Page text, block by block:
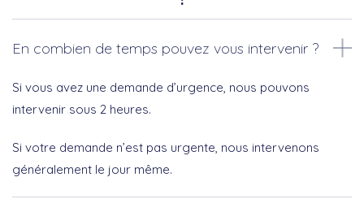
En combien de temps pouvez vous intervenir ?
Si vous avez une demande d’urgence, nous pouvons
intervenir sous 2 heures.
Si votre demande n’est pas urgente, nous intervenons
généralement le jour même.